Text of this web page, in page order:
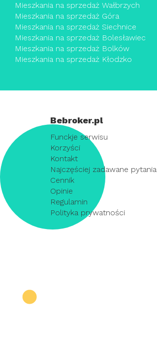
Mieszkania na sprzedaż Wałbrzych
Mieszkania na sprzedaż Góra
Mieszkania na sprzedaż Siechnice
Mieszkania na sprzedaż Bolesławiec
Mieszkania na sprzedaż Bolków
Mieszkania na sprzedaż Kłodzko
Bebroker.pl
Funckje serwisu
Korzyści
Kontakt
Najczęściej zadawane pytania
Cennik
Opinie
Regulamin
Polityka prywatności